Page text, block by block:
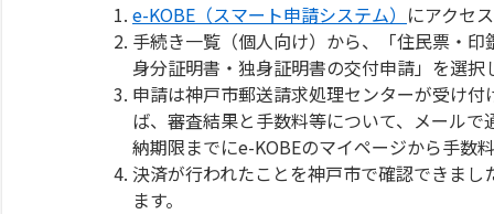
e-KOBE（スマート申請システム） にアクセ
手続き一覧（個人向け）から、「住民票・
身分証明書・独身証明書の交付申請」を選
申請は神戸市郵送請求処理センターが受け
ば、審査結果と手数料等について、メールで
納期限までにe-KOBEのマイページから手数
決済が行われたことを神戸市で確認できま
ます。